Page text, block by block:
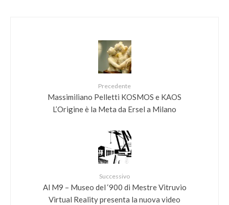
Precedente
Massimiliano Pelletti KOSMOS e KAOS
L’Origine è la Meta da Ersel a Milano
Successivo
Al M9 – Museo del ‘900 di Mestre Vitruvio
Virtual Reality presenta la nuova video